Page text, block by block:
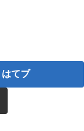
はてブ